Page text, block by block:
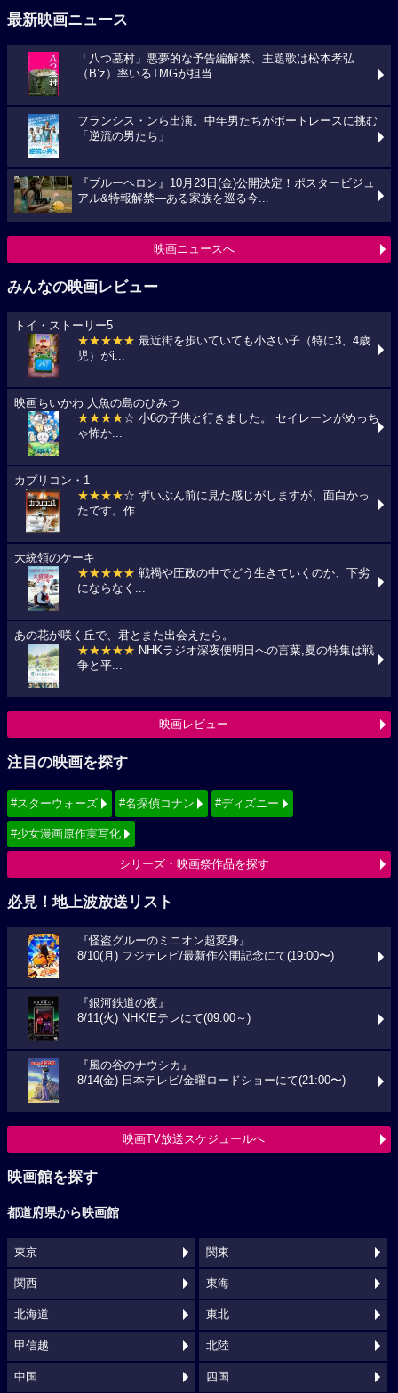
最新映画ニュース
「八つ墓村」悪夢的な予告編解禁、主題歌は松本孝弘
（B’z）率いるTMGが担当
フランシス・ンら出演。中年男たちがボートレースに挑む
「逆流の男たち」
『ブルーヘロン』10月23日(金)公開決定！ポスタービジュ
アル&特報解禁―ある家族を巡る今...
映画ニュースへ
みんなの映画レビュー
トイ・ストーリー5
★★★★★ 最近街を歩いていても小さい子（特に3、4歳
児）がi...
映画ちいかわ 人魚の島のひみつ
★★★★☆ 小6の子供と行きました。 セイレーンがめっち
ゃ怖か...
カプリコン・1
★★★★☆ ずいぶん前に見た感じがしますが、面白かっ
たです。作...
大統領のケーキ
★★★★★ 戦禍や圧政の中でどう生きていくのか、下劣
にならなく...
あの花が咲く丘で、君とまた出会えたら。
★★★★★ NHKラジオ深夜便明日への言葉,夏の特集は戦
争と平...
映画レビュー
注目の映画を探す
#スターウォーズ #名探偵コナン #ディズニー
#少女漫画原作実写化
シリーズ・映画祭作品を探す
必見！地上波放送リスト
『怪盗グルーのミニオン超変身』
8/10(月) フジテレビ/最新作公開記念にて(19:00〜)
『銀河鉄道の夜』
8/11(火) NHK/Eテレにて(09:00～)
『風の谷のナウシカ』
8/14(金) 日本テレビ/金曜ロードショーにて(21:00〜)
映画TV放送スケジュールへ
映画館を探す
都道府県から映画館
東京 関東
関西 東海
北海道 東北
甲信越 北陸
中国 四国